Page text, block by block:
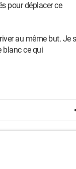
pour déplacer ce
au même but. Je
blanc ce qui